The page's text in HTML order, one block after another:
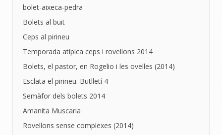
bolet-aixeca-pedra
Bolets al buit
Ceps al pirineu
Temporada atípica ceps i rovellons 2014
Bolets, el pastor, en Rogelio i les ovelles (2014)
Esclata el pirineu. Butlletí 4
Semàfor dels bolets 2014
Amanita Muscaria
Rovellons sense complexes (2014)